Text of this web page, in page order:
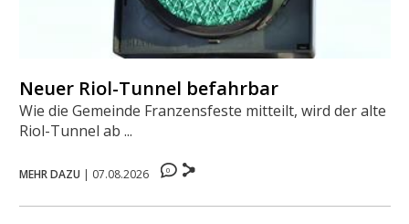
Neuer Riol-Tunnel befahrbar
Wie die Gemeinde Franzensfeste mitteilt, wird der alte
Riol-Tunnel ab ...
MEHR DAZU | 07.08.2026 0